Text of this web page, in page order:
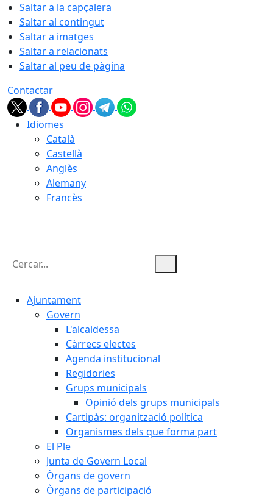
Saltar a la capçalera
Saltar al contingut
Saltar a imatges
Saltar a relacionats
Saltar al peu de pàgina
Contactar
Idiomes
Català
Castellà
Anglès
Alemany
Francès
Cercar:
Ajuntament
Govern
L'alcaldessa
Càrrecs electes
Agenda institucional
Regidories
Grups municipals
Opinió dels grups municipals
Cartipàs: organització política
Organismes dels que forma part
El Ple
Junta de Govern Local
Òrgans de govern
Òrgans de participació